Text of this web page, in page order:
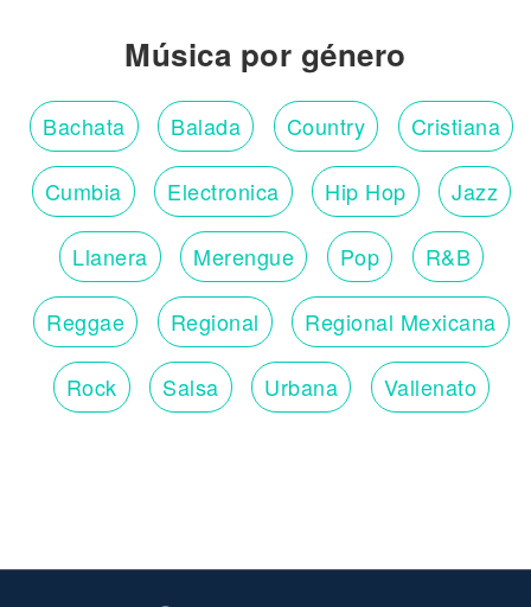
Música por género
Bachata Balada Country Cristiana
Cumbia Electronica Hip Hop Jazz
Llanera Merengue Pop R&B
Reggae Regional Regional Mexicana
Rock Salsa Urbana Vallenato